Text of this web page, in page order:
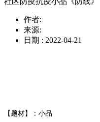
作者:
来源:
日期 : 2022-04-21
【题材】：小品